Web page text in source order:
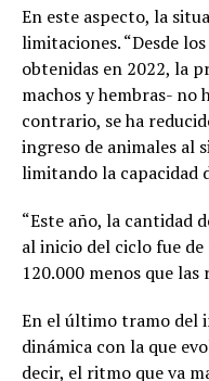
En este aspecto, la
limitaciones. “Desde
obtenidas en 2022, la
machos y hembras- no
contrario, se ha
ingreso de animales al
limitando la capacidad
“Este año, la cantidad
al inicio del ciclo fue de
120.000 menos que
En el último tramo del
dinámica con la que
decir, el ritmo que va